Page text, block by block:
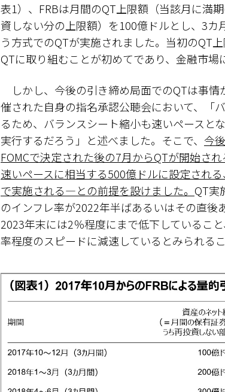
表1）、FRBは月間のQT上限額（当該月に満
資しない分の上限額）を100億ドルとし、3
う方式でのQTが実施されました。当初のQT
QTに取り組むことが初めてであり、金融市場
しかし、今後の引き締め局面でのQTは事
催された自身の指名承認公聴会において、「
るため、バランスシート縮小も速いペースと
実行するだろう」と述べました。そこで、 今
FOMCで決定された後の7月からQTが開始さ
速いペースに相当する500億ドルに設定され
で実施される―との前提を設けました。 QT実
のインフレ率が2022年半ばあるいはその直後
2023年末には2％程度にまで低下しているこ
率程度のスピードに減速しているとみられる